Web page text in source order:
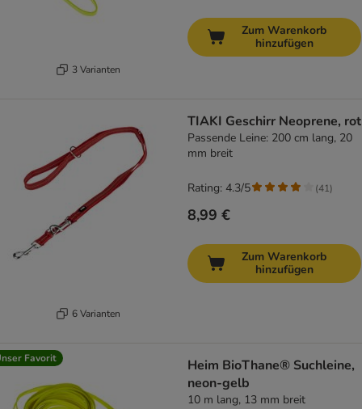
3 Varianten
Zum Warenkorb
hinzufügen
6 Varianten
TIAKI Geschirr Neoprene, rot
Passende Leine: 200 cm lang, 20
mm breit
8,99 €
Rating: 4.3/5 (41)
Zum Warenkorb
hinzufügen
Favorit
Heim BioThane® Suchleine,
neon-gelb
10 m lang, 13 mm breit